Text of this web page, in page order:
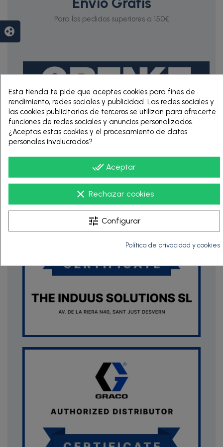
Para los pedidos superiores a 150€
RENTING DE 12
HASTA 60 MESES
Esta tienda te pide que aceptes cookies para fines de
rendimiento, redes sociales y publicidad. Las redes sociales y
las cookies publicitarias de terceros se utilizan para ofrecerte
funciones de redes sociales y anuncios personalizados.
¿Aceptas estas cookies y el procesamiento de datos
personales involucrados?
done_all Aceptar
clear Rechazar cookies
tune Configurar
Política de privacidad y cookies
group_work